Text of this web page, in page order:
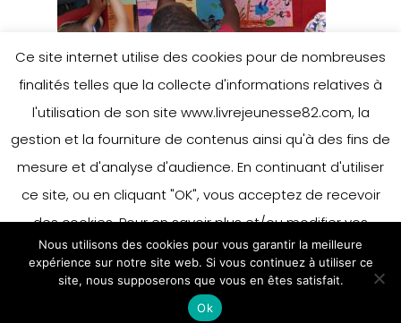
Ce site internet utilise des cookies pour de nombreuses
finalités telles que la collecte d'informations relatives à
l'utilisation de son site www.livrejeunesse82.com, la
gestion et la fourniture de contenus ainsi qu'à des fins de
mesure et d'analyse d'audience. En continuant d'utiliser
ce site, ou en cliquant "OK", vous acceptez de recevoir
des cookies. Pour en savoir plus et/ou modifier vos
préférences en matière de cookies, merci de vous référer
à notre politique sur les cookies.
Accepter
En savoir plus
Nous utilisons des cookies pour vous garantir la meilleure
expérience sur notre site web. Si vous continuez à utiliser ce
site, nous supposerons que vous en êtes satisfait.
Ok